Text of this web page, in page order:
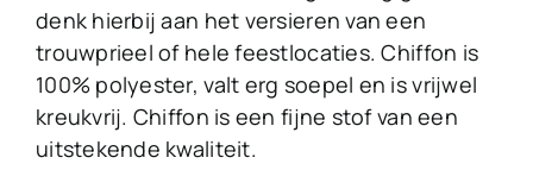
denk hierbij aan het versieren van een
trouwprieel of hele feestlocaties. Chiffon is
100% polyester, valt erg soepel en is vrijwel
kreukvrij. Chiffon is een fijne stof van een
uitstekende kwaliteit.